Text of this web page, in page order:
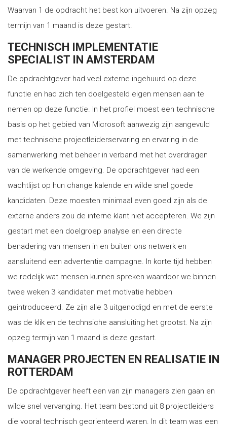
Waarvan 1 de opdracht het best kon uitvoeren. Na zijn opzeg
termijn van 1 maand is deze gestart.
TECHNISCH IMPLEMENTATIE
SPECIALIST IN AMSTERDAM
De opdrachtgever had veel externe ingehuurd op deze
functie en had zich ten doelgesteld eigen mensen aan te
nemen op deze functie. In het profiel moest een technische
basis op het gebied van Microsoft aanwezig zijn aangevuld
met technische projectleiderservaring en ervaring in de
samenwerking met beheer in verband met het overdragen
van de werkende omgeving. De opdrachtgever had een
wachtlijst op hun change kalende en wilde snel goede
kandidaten. Deze moesten minimaal even goed zijn als de
externe anders zou de interne klant niet accepteren. We zijn
gestart met een doelgroep analyse en een directe
benadering van mensen in en buiten ons netwerk en
aansluitend een advertentie campagne. In korte tijd hebben
we redelijk wat mensen kunnen spreken waardoor we binnen
twee weken 3 kandidaten met motivatie hebben
geintroduceerd. Ze zijn alle 3 uitgenodigd en met de eerste
was de klik en de technsiche aansluiting het grootst. Na zijn
opzeg termijn van 1 maand is deze gestart.
MANAGER PROJECTEN EN REALISATIE IN
ROTTERDAM
De opdrachtgever heeft een van zijn managers zien gaan en
wilde snel vervanging. Het team bestond uit 8 projectleiders
die vooral technisch georienteerd waren. In dit team was een